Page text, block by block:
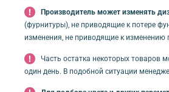
Производитель может изменять
(фурнитуры), не приводящие к потере
изменения, не приводящие к изменению
Часть остатка некоторых товаров
один день. В подобной ситуации